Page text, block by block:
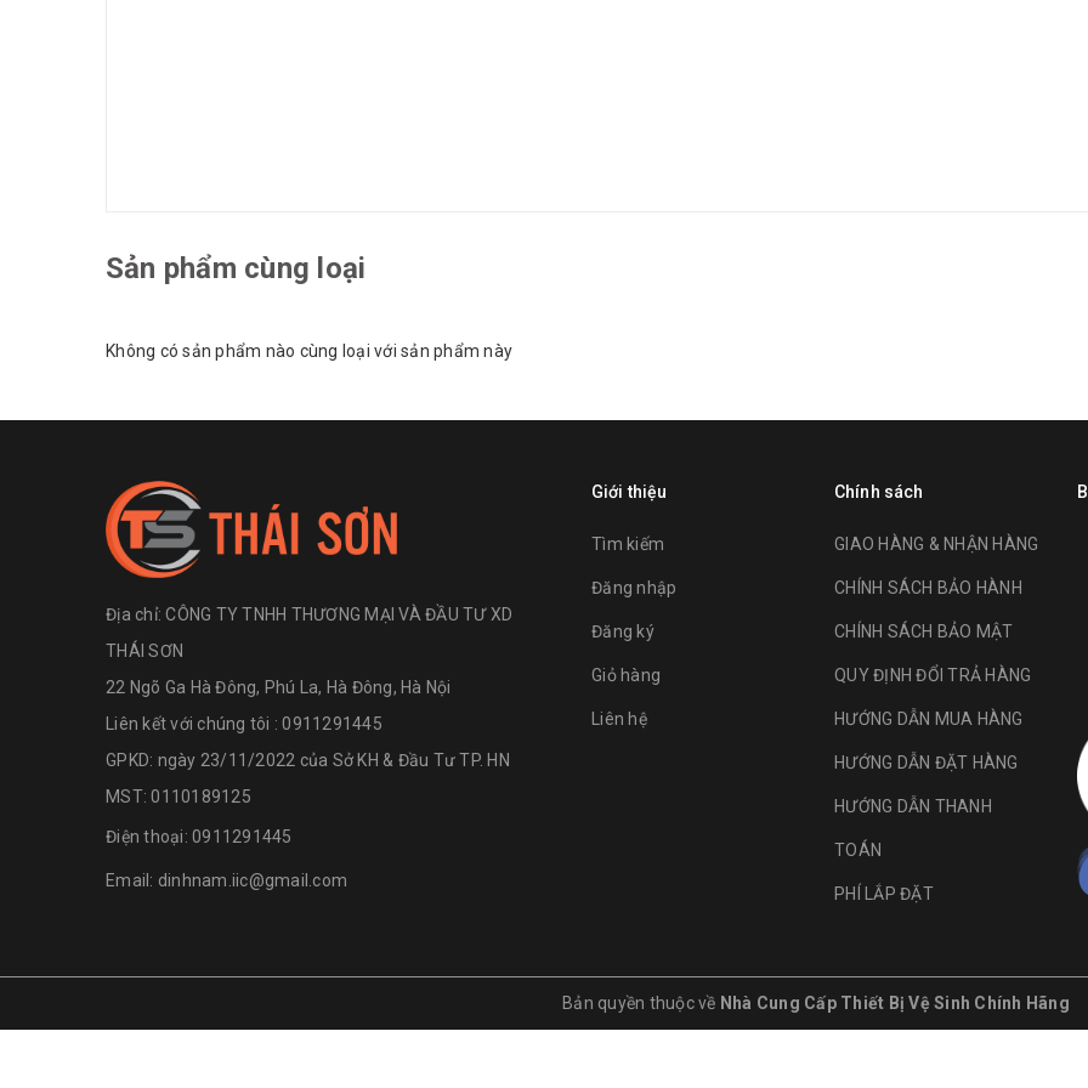
Sản phẩm cùng loại
Không có sản phẩm nào cùng loại với sản phẩm này
Địa chỉ:CÔNG TY TNHH THƯƠNG MẠI VÀ ĐẦU TƯ XD
THÁI SƠN
22 Ngõ Ga Hà Đông, Phú La, Hà Đông, Hà Nội
Liên kết với chúng tôi : 0911291445
GPKD: ngày 23/11/2022 của Sở KH & Đầu Tư TP. HN
MST: 0110189125
Điện thoại: 0911291445
Email: dinhnam.iic@gmail.com
Giới thiệu
Tìm kiếm
Đăng nhập
Đăng ký
Giỏ hàng
Liên hệ
Chính sách
GIAO HÀNG & NHẬN HÀNG
CHÍNH SÁCH BẢO HÀNH
CHÍNH SÁCH BẢO MẬT
QUY ĐỊNH ĐỔI TRẢ HÀNG
HƯỚNG DẪN MUA HÀNG
HƯỚNG DẪN ĐẶT HÀNG
HƯỚNG DẪN THANH
TOÁN
PHÍ LẮP ĐẶT
Bản quyền thuộc về Nhà Cung Cấp Thiết Bị Vệ Sinh Chính Hãng